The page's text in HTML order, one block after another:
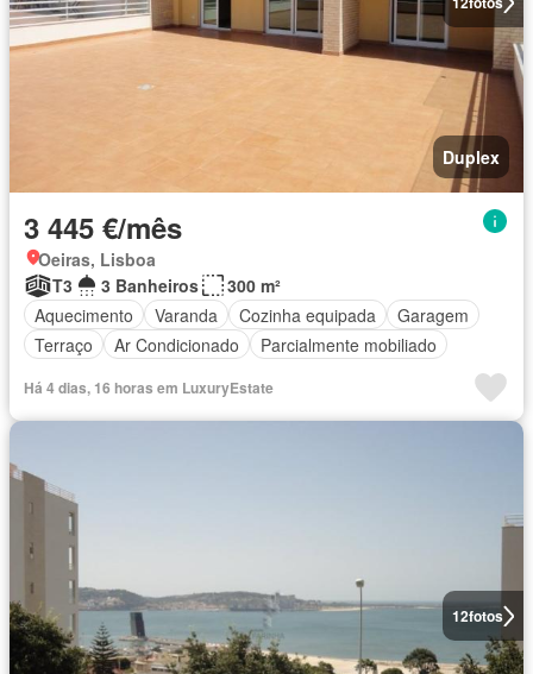
Duplex
3 445 €/mês
Oeiras, Lisboa
T3
3 Banheiros
300 m²
Aquecimento
Varanda Cozinha equipada
Garagem
Terraço
Ar Condicionado Parcialmente mobiliado
Há 4 dias, 16 horas em LuxuryEstate
12fotos